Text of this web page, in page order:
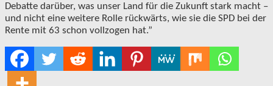
Debatte darüber, was unser Land für die Zukunft stark macht –
und nicht eine weitere Rolle rückwärts, wie sie die SPD bei der
Rente mit 63 schon vollzogen hat.”